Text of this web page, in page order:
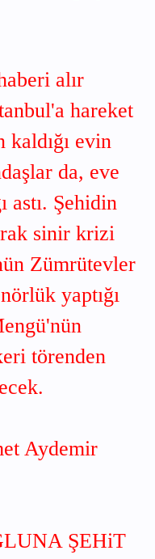
alır
hareket
evin
da, eve
astı. Şehidin
sinir krizi
Zümrütevler
yaptığı
törenden
Aydemir
ŞEHiT